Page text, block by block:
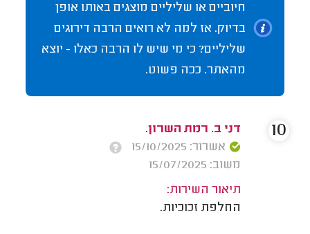
חיוביים או שליליים מוצגים באותו אופן
בדיוק. אז למה לא רואים הרבה דירוגים
שליליים? כי מי שיש לו הרבה כאלו - יוצא
מהאתר. ככה פשוט.
דני ב. רמת השרון.
אשרור: 15/10/2025
משוב: 15/07/2025
תיאור השירות:
החלפת זכוכיות.
10